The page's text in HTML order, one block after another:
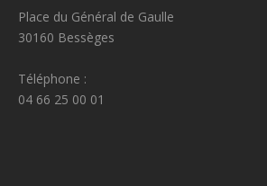
Place du Général de Gaulle
30160 Bessèges
Téléphone :
04 66 25 00 01